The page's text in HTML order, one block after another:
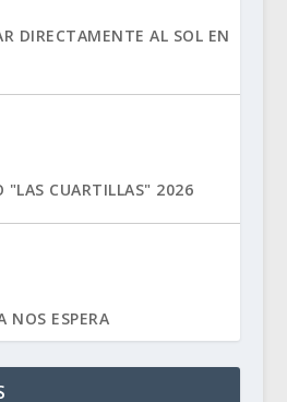
DIRECTAMENTE AL SOL EN
"LAS CUARTILLAS" 2026
NOS ESPERA